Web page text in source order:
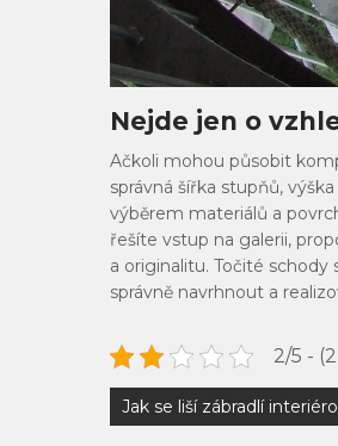
Nejde jen o
Ačkoli mohou působit
správná šířka stupňů,
výběrem materiálů a
řešíte vstup na galerii,
a originalitu. Točité schody
správně navrhnout a
2/5 -
Navigace
pro
Jak se liší zábradlí